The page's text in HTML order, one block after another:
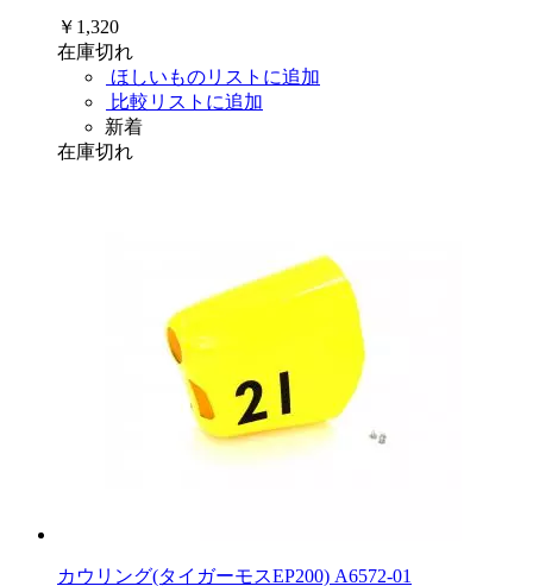
￥1,320
在庫切れ
ほしいものリストに追加
比較リストに追加
新着
在庫切れ
カウリング(タイガーモスEP200) A6572-01